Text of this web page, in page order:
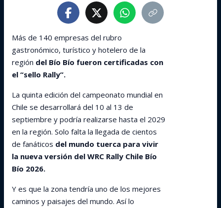
Más de 140 empresas del rubro
gastronómico, turístico y hotelero de la
región del Bío Bío fueron certificadas con
el “sello Rally”.
La quinta edición del campeonato mundial en
Chile se desarrollará del 10 al 13 de
septiembre y podría realizarse hasta el 2029
en la región. Solo falta la llegada de cientos
de fanáticos del mundo tuerca para vivir
la nueva versión del WRC Rally Chile Bío
Bío 2026.
Y es que la zona tendría uno de los mejores
caminos y paisajes del mundo. Así lo